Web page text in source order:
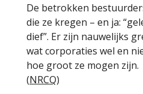
De betrokken
die ze kregen – en ja:
dief”. Er zijn nauwelijks
wat corporaties wel en
hoe groot ze mogen zijn.
(NRCQ)